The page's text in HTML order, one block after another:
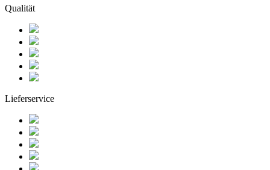
Qualität
Lieferservice